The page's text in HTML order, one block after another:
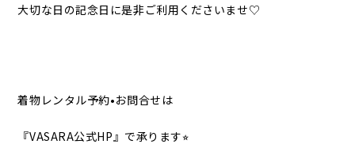
大切な日の記念日に是非ご利用くださいませ♡
着物レンタル予約•お問合せは
『VASARA公式HP』で承ります⭐︎